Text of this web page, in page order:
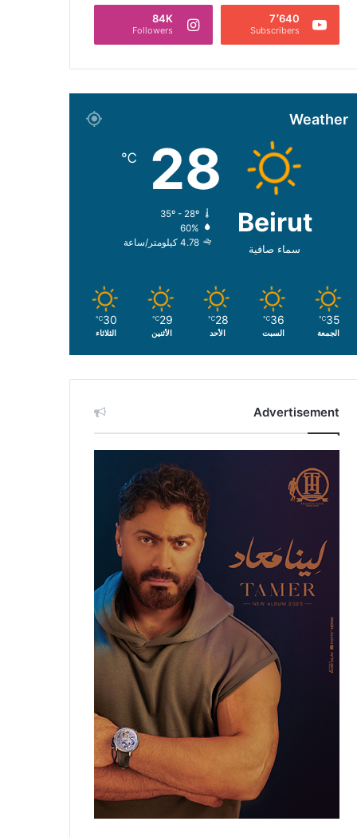
7٬640
Subscribers
84K
Followers
Weather
Beirut
سماء صافية
28
℃
35º - 28º
60%
4.78 كيلومتر/ساعة
35
℃
الجمعة
36
℃
السبت
28
℃
الأحد
29
℃
الأثنين
30
℃
الثلاثاء
Advertisement